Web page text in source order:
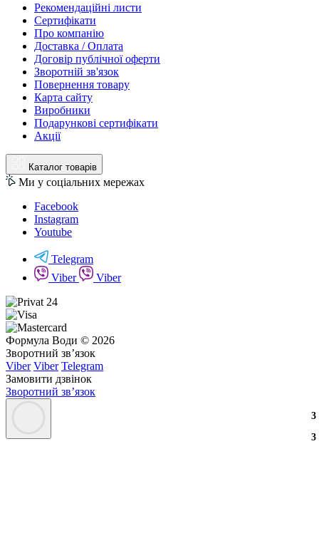
3
3
Рекомендаційні листи
Сертифікати
Про компанію
Доставка / Оплата
Договір публічної оферти
Зворотній зв'язок
Повернення товару
Карта сайту
Виробники
Подарункові сертифікати
Акції
Каталог товарів
Ми у соціальних мережах
Facebook
Instagram
Youtube
Telegram
Viber
Viber
Формула Води © 2026
Зворотний зв’язок
Viber Viber Telegram
Замовити дзвінок
Зворотний зв’язок